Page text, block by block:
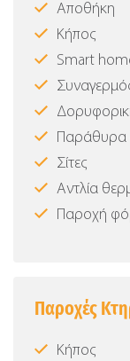
Αποθήκη
Κήπος
Smart
Παράθυρα
Σίτες
Αντλία
Παροχή
Παροχές
Κήπος